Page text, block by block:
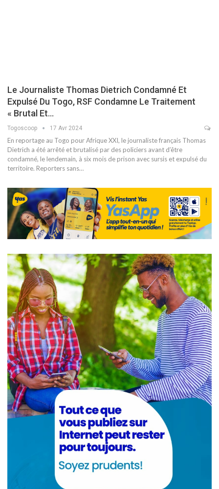
Le Journaliste Thomas Dietrich Condamné Et
Expulsé Du Togo, RSF Condamne Le Traitement
« Brutal Et…
Togoscoop 17 Avr 2024
En reportage au Togo pour Afrique XXI, le journaliste français Thomas
Dietrich a été arrêté et brutalisé par des policiers avant d’être
condamné, le lendemain, à six mois de prison avec sursis et expulsé du
territoire. Reporters sans…